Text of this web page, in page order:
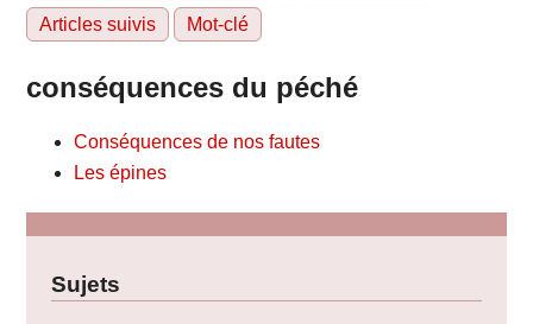
Articles suivis Mot-clé
conséquences du péché
Conséquences de nos fautes
Les épines
Sujets